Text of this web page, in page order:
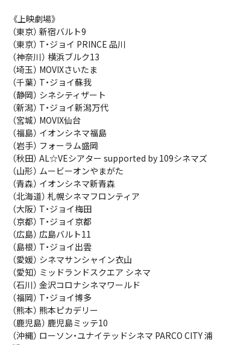
《上映劇場》
（東京） 新宿バルト9
（東京） T・ジョイ PRINCE 品川
（神奈川） 横浜ブルク13
（埼玉） MOVIXさいたま
（千葉） T・ジョイ蘇我
（静岡） シネシティザート
（新潟） T・ジョイ新潟万代
（宮城） MOVIX仙台
（福島） イオンシネマ福島
（岩手） フォーラム盛岡
（秋田） AL☆VEシアター supported by 109シネマズ
（山形） ムービーオンやまがた
（青森） イオンシネマ新青森
（北海道） 札幌シネマフロンティア
（大阪） T・ジョイ梅田
（京都） T・ジョイ京都
（広島） 広島バルト11
（島根） T・ジョイ出雲
（愛媛） シネマサンシャイン衣山
（愛知） ミッドランドスクエア シネマ
（石川） 金沢コロナシネマワールド
（福岡） T・ジョイ博多
（熊本） 熊本ピカデリー
（鹿児島） 鹿児島ミッテ10
（沖縄） ローソン・ユナイテッドシネマ PARCO CITY 浦